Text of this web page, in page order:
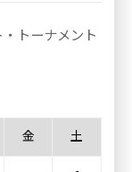
トーナメント
金 土